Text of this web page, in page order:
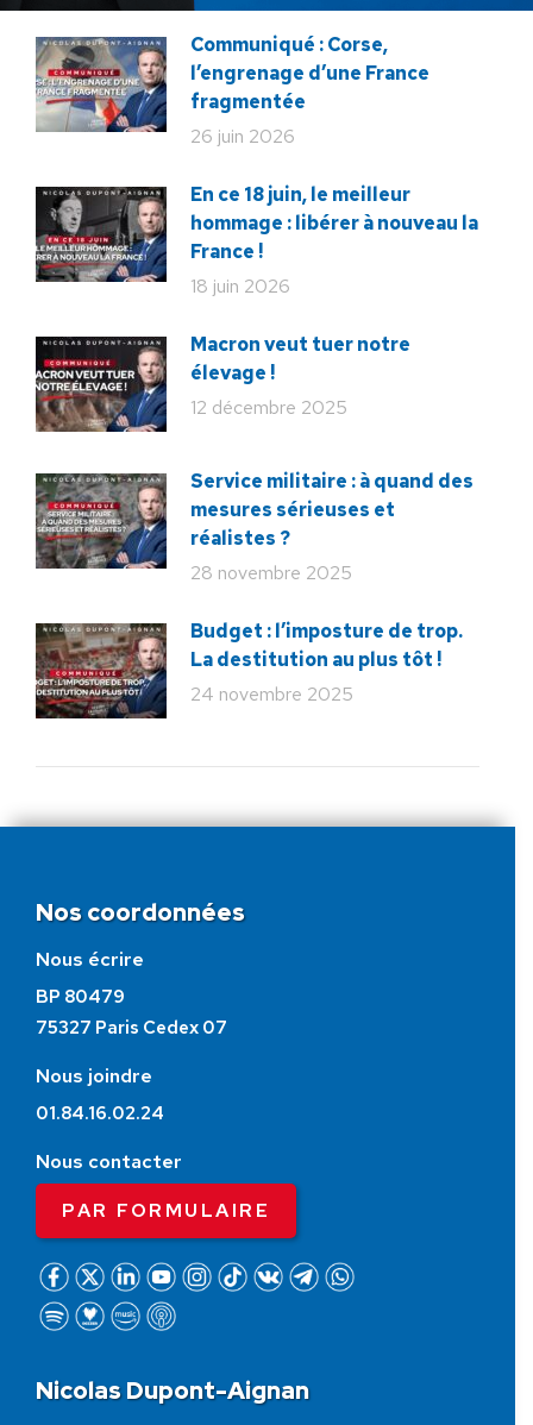
Communiqué : Corse,
l’engrenage d’une France
fragmentée
26 juin 2026
En ce 18 juin, le meilleur
hommage : libérer à nouveau la
France !
18 juin 2026
Macron veut tuer notre
élevage !
12 décembre 2025
Service militaire : à quand des
mesures sérieuses et
réalistes ?
28 novembre 2025
Budget : l’imposture de trop.
La destitution au plus tôt !
24 novembre 2025
Nos coordonnées
Nous écrire
BP 80479
75327 Paris Cedex 07
Nous joindre
01.84.16.02.24
Nous contacter
PAR FORMULAIRE
Nicolas Dupont-Aignan